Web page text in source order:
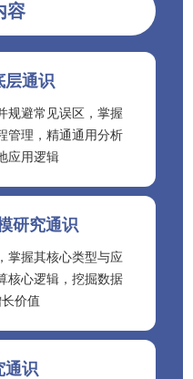
容
层通识
规避常见误区，掌握
管理，精通通用分析
应用逻辑
研究通识
掌握其核心类型与应
核心逻辑，挖掘数据
价值
通识